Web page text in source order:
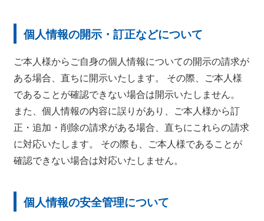
個人情報の開示・訂正などについて
ご本人様からご自身の個人情報についての開示の請求が
ある場合、直ちに開示いたします。 その際、ご本人様
であることが確認できない場合は開示いたしません。
また、個人情報の内容に誤りがあり、ご本人様から訂
正・追加・削除の請求がある場合、直ちにこれらの請求
に対応いたします。 その際も、ご本人様であることが
確認できない場合は対応いたしません。
個人情報の安全管理について